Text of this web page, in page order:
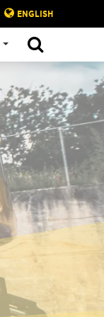
ENGLISH